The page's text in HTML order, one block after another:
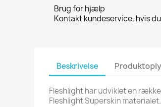
Brug for hjælp
Kontakt kundeservice, hvis
Beskrivelse
Fleshlight har udviklet en
Fleshlight Superskin materialet.